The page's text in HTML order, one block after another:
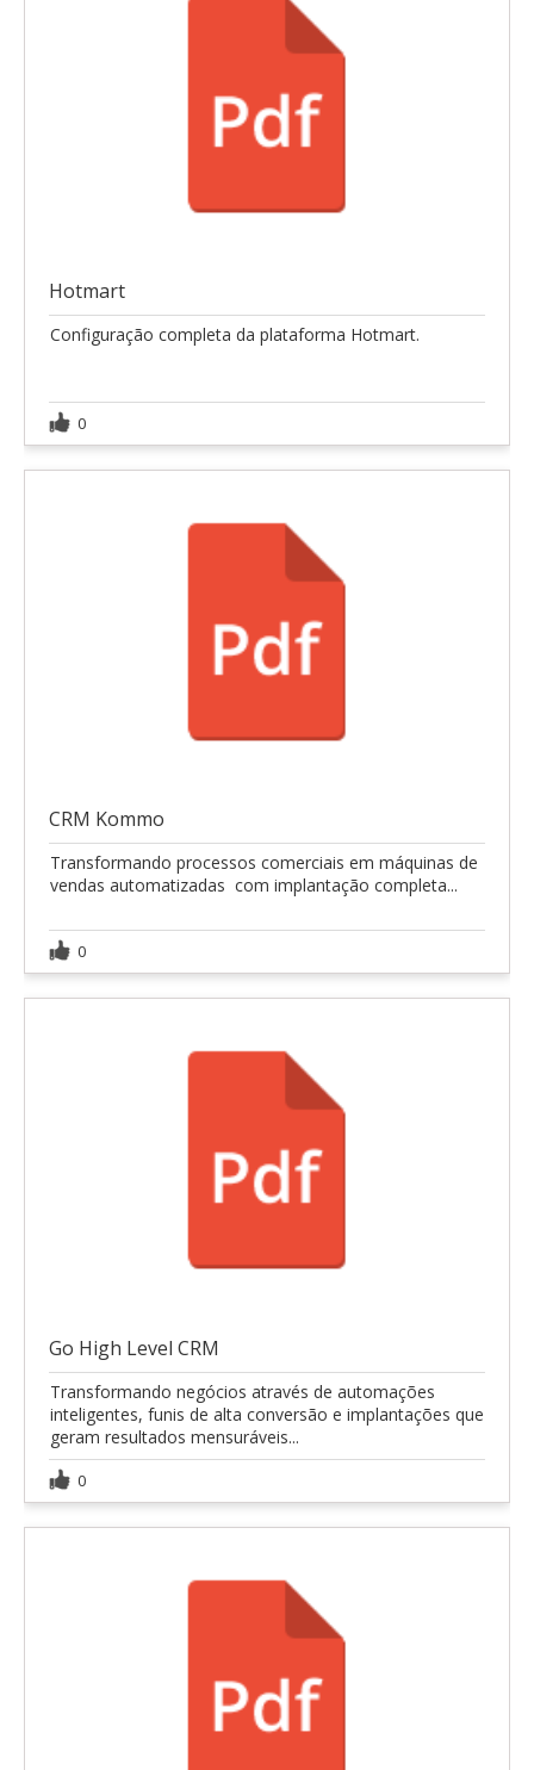
Hotmart
Configuração completa da plataforma Hotmart.
0
CRM Kommo
Transformando processos comerciais em máquinas de
vendas automatizadas  com implantação completa...
0
Go High Level CRM
Transformando negócios através de automações
inteligentes, funis de alta conversão e implantações que
geram resultados mensuráveis...
0